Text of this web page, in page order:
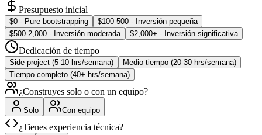
Presupuesto inicial
$0 - Pure bootstrapping
$100-500 - Inversión pequeña
$500-2,000 - Inversión moderada
$2,000+ - Inversión significativa
Dedicación de tiempo
Side project (5-10 hrs/semana)
Medio tiempo (20-30 hrs/semana)
Tiempo completo (40+ hrs/semana)
¿Construyes solo o con un equipo?
Solo Con equipo
¿Tienes experiencia técnica?